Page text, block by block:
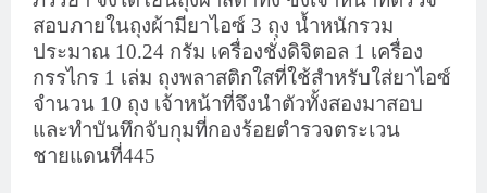
สอบภายในถุงผ้ามียาไอซ์ 3 ถุง น้ำหนักรวม
ประมาณ 10.24 กรัม เครื่องชั่งดิจิตอล 1 เครื่อง
กรรไกร 1 เล่ม ถุงพลาสติกใสที่ใช้สำหรับใส่ยาไอซ์
จำนวน 10 ถุง เจ้าหน้าที่จึงนำตัวทั้งสองมาสอบ
และทำบันทึกจับกุมที่กองร้อยตำรวจตระเวน
ชายแดนที่445